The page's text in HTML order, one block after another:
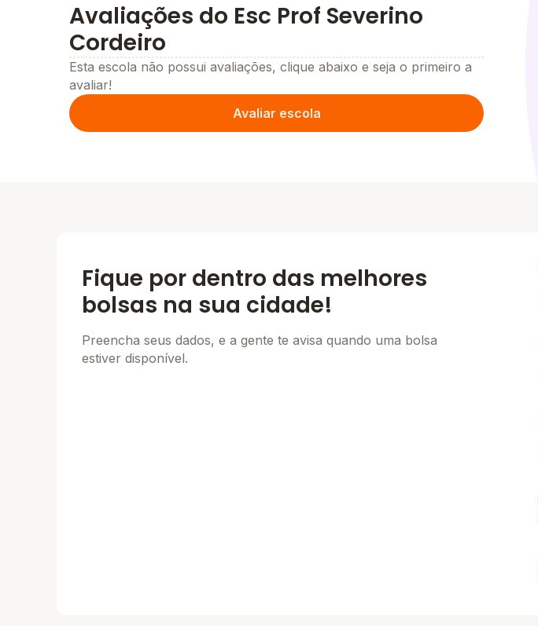
Avaliações do Esc Prof Severino
Cordeiro
Esta escola não possui avaliações, clique abaixo e seja o primeiro a
avaliar!
Avaliar escola
Fique por dentro das melhores
bolsas na sua cidade!
Preencha seus dados, e a gente te avisa quando uma bolsa
estiver disponível.